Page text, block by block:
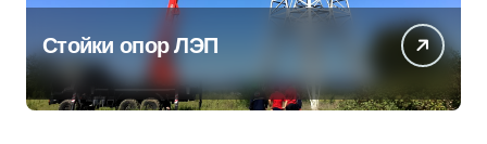
Стойки опор ЛЭП